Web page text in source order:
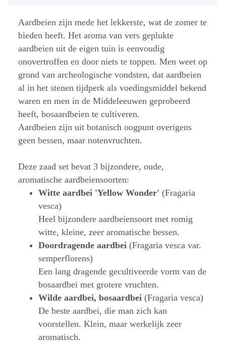
Aardbeien zijn mede het lekkerste, wat de zomer te
bieden heeft. Het aroma van vers geplukte
aardbeien uit de eigen tuin is eenvoudig
onovertroffen en door niets te toppen. Men weet op
grond van archeologische vondsten, dat aardbeien
al in het stenen tijdperk als voedingsmiddel bekend
waren en men in de Middeleeuwen geprobeerd
heeft, bosaardbeien te cultiveren.
Aardbeien zijn uit botanisch oogpunt overigens
geen bessen, maar notenvruchten.
Deze zaad set bevat 3 bijzondere, oude,
aromatische aardbeiensoorten:
Witte aardbei 'Yellow Wonder' (Fragaria
vesca)
Heel bijzondere aardbeiensoort met romig
witte, kleine, zeer aromatische bessen.
Doordragende aardbei (Fragaria vesca var.
semperflorens)
Een lang dragende gecultiveerde vorm van de
bosaardbei met grotere vruchten.
Wilde aardbei, bosaardbei (Fragaria vesca)
De beste aardbei, die man zich kan
voorstellen. Klein, maar werkelijk zeer
aromatisch.